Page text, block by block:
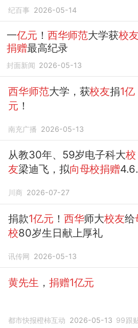
纪百事 2026-05-14
一亿元 ！ 西华师范大学获校
捐赠最高纪录
封面新闻 2026-05-13
西华师范大学，获校友捐1亿
元 ！
南充广播 2026-05-13
从教30年、59岁电子科大校
友梁迪飞，拟向母校捐赠
川商 2026-07-27
捐款1亿元 ！ 西华师大校友给
校80岁生日献上厚礼
讯传网 2026-05-13
黄先生 ， 捐赠1亿元
都市快报橙柿互动 2026-05-13 99跟